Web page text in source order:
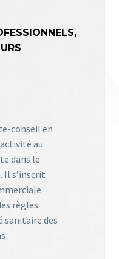
conseil en
au
dans le
Il s’inscrit
règles
sanitaire des